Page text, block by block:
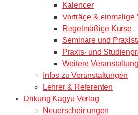
Kalender
Vorträge & einmalige
Regelmäßige Kurse
Seminare und
Praxis- und
Weitere
Infos zu Veranstaltungen
Lehrer & Referenten
Drikung Kagyü Verlag
Neuerscheinungen